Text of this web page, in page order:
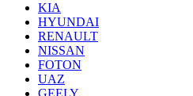
KIA
HYUNDAI
RENAULT
NISSAN
FOTON
UAZ
GEELY